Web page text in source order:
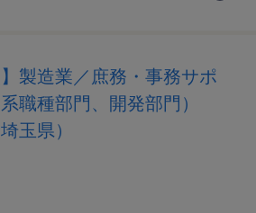
】製造業／庶務・事務サポ
職種部門、開発部門）
玉県）